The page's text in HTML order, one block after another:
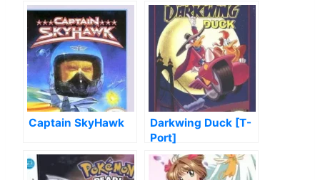
Captain SkyHawk
Darkwing Duck [T-
Port]